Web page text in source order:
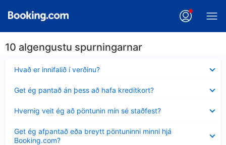
10 algengustu spurningarnar
Hvað er innifalið í verðinu?
sýnt
Get ég pantað án þess að hafa kreditkort?
sýnt
Hvernig veit ég að pöntunin mín sé staðfest?
sýnt
Get ég afpantað eða breytt pöntuninni minni hjá
Booking.com?
sýnt